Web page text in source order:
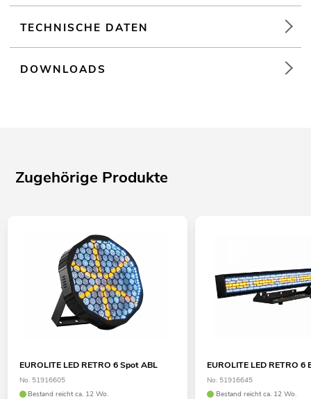
TECHNISCHE DATEN
DOWNLOADS
Zugehörige Produkte
EUROLITE LED RETRO 6 Spot ABL
No. 51916605
Bestand reicht ca. 12 Wo.
EUROLITE LED RETRO 6
No. 51916645
Bestand reicht ca. 12 Wo.